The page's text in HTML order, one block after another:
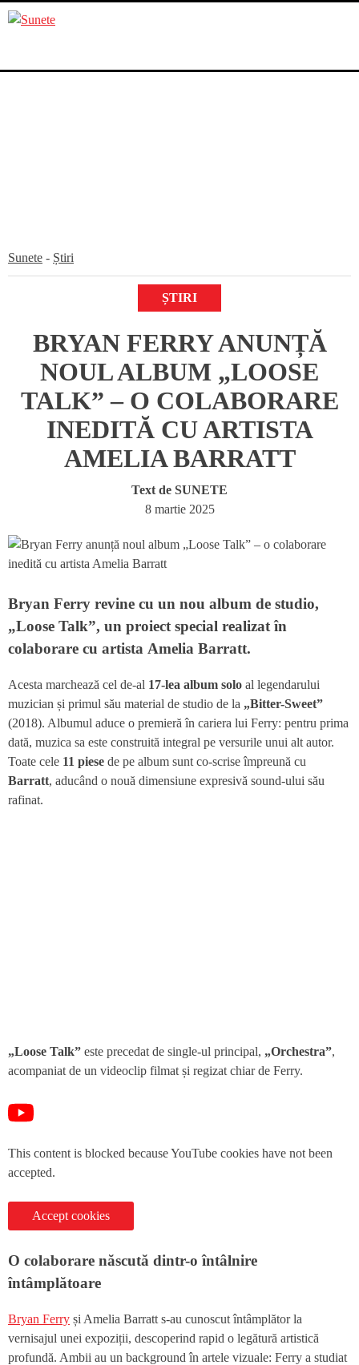
Sunete - Știri
ȘTIRI
BRYAN FERRY ANUNȚĂ
NOUL ALBUM „LOOSE
TALK” – O COLABORARE
INEDITĂ CU ARTISTA
AMELIA BARRATT
Text de SUNETE
8 martie 2025
Bryan Ferry revine cu un nou album de studio,
„Loose Talk”, un proiect special realizat în
colaborare cu artista Amelia Barratt.
Acesta marchează cel de-al 17-lea album solo al legendarului
muzician și primul său material de studio de la „Bitter-Sweet”
(2018). Albumul aduce o premieră în cariera lui Ferry: pentru prima
dată, muzica sa este construită integral pe versurile unui alt autor.
Toate cele 11 piese de pe album sunt co-scrise împreună cu
Barratt, aducând o nouă dimensiune expresivă sound-ului său
rafinat.
„Loose Talk” este precedat de single-ul principal, „Orchestra”,
acompaniat de un videoclip filmat și regizat chiar de Ferry.
This content is blocked because YouTube cookies have not been
accepted.
Accept cookies
O colaborare născută dintr-o întâlnire
întâmplătoare
Bryan Ferry și Amelia Barratt s-au cunoscut întâmplător la
vernisajul unei expoziții, descoperind rapid o legătură artistică
profundă. Ambii au un background în artele vizuale: Ferry a studiat